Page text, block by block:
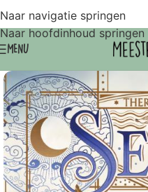
Naar navigatie springen
Naar hoofdinhoud springen
MENU